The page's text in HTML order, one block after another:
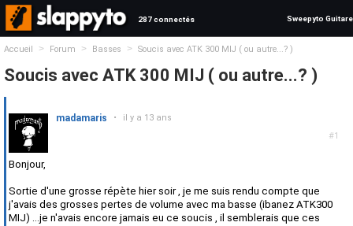
287 connectés Sweepyto Guitare
Accueil > Forum > Basses > Soucis avec ATK 300 MIJ ( ou autre...? )
Soucis avec ATK 300 MIJ ( ou autre...? )
#1
madamaris • il y a 13 ans
Bonjour,
Sortie d'une grosse répète hier soir , je me suis rendu compte que
j'avais des grosses pertes de volume avec ma basse (ibanez ATK300
MIJ) ...je n'avais encore jamais eu ce soucis , il semblerais que ces